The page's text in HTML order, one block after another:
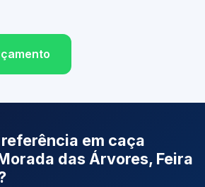
em caça
das Árvores, Feira